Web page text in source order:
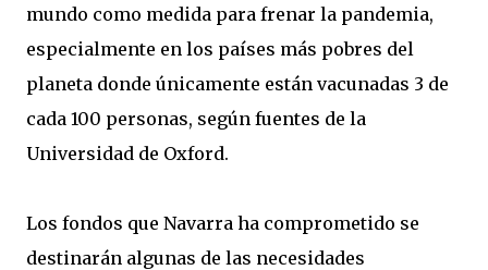
mundo como medida para frenar la pandemia,
especialmente en los países más pobres del
planeta donde únicamente están vacunadas 3 de
cada 100 personas, según fuentes de la
Universidad de Oxford.
Los fondos que Navarra ha comprometido se
destinarán algunas de las necesidades